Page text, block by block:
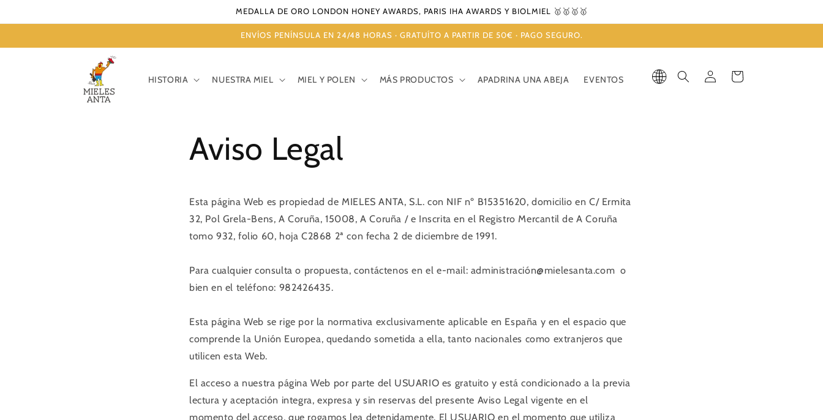
al contenido
MEDALLA DE ORO LONDON HONEY AWARDS, PARIS IHA AWARDS Y BIOLMIEL 🥇🥇🥇🥇
ENVÍOS PENÍNSULA EN 24/48 HORAS · GRATUÍTO A PARTIR DE 50€ · PAGO SEGURO.
HISTORIA NUESTRA MIEL MIEL Y POLEN MÁS PRODUCTOS APADRINA UNA ABEJA EVENTOS
sesión
Carrito
Aviso Legal
Esta página Web es propiedad de MIELES ANTA, S.L. con NIF nº B15351620, domicilio en C/ Ermita
32, Pol Grela-Bens, A Coruña, 15008, A Coruña / e Inscrita en el Registro Mercantil de A Coruña
tomo 932, folio 60, hoja C2868 2ª con fecha 2 de diciembre de 1991.
Para cualquier consulta o propuesta, contáctenos en el e-mail: administración@mielesanta.com o
bien en el teléfono: 982426435.
Esta página Web se rige por la normativa exclusivamente aplicable en España y en el espacio que
comprende la Unión Europea, quedando sometida a ella, tanto nacionales como extranjeros que
utilicen esta Web.
El acceso a nuestra página Web por parte del USUARIO es gratuito y está condicionado a la previa
lectura y aceptación integra, expresa y sin reservas del presente Aviso Legal vigente en el
momento del acceso, que rogamos lea detenidamente. El USUARIO en el momento que utiliza